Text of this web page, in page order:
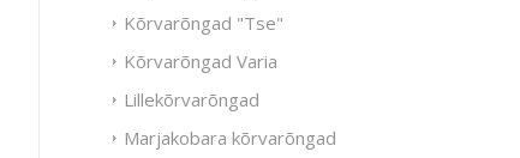
Kõrvarõngad "Tse"
Kõrvarõngad Varia
Lillekõrvarõngad
Marjakobara kõrvarõngad